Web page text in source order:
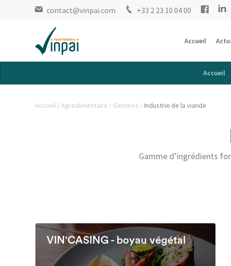
contact@vinpai.com +33 2 23 10 04 00
Accueil
Accueil
Accueil Agroalimentaire Gammes Industrie de la viande
Gamme d’ingrédients
VIN'CASING - boyau végétal